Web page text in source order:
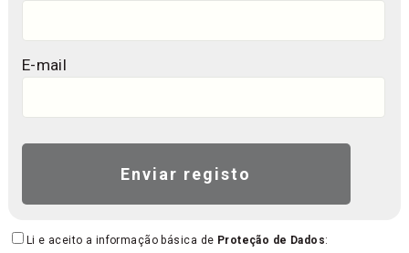
E-mail
Li e aceito a informação básica de Proteção de Dados: